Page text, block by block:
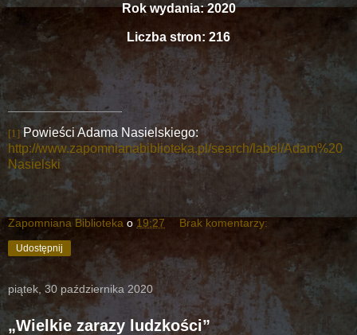
Rok wydania: 2020
Liczba stron: 216
[1] Powieści Adama Nasielskiego:
http://www.zapomnianabiblioteka.pl/search/label/Adam%20
Nasielski
Zapomniana Biblioteka o 19:27 Brak komentarzy:
Udostępnij
piątek, 30 października 2020
„Wielkie zarazy ludzkości”